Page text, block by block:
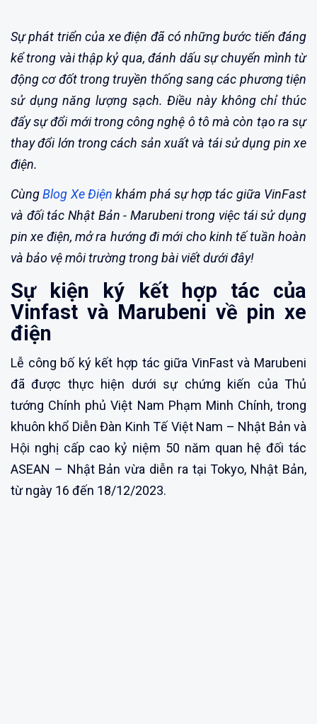
Sự phát triển của xe điện đã có những bước tiến đáng
kể trong vài thập kỷ qua, đánh dấu sự chuyển mình từ
động cơ đốt trong truyền thống sang các phương tiện
sử dụng năng lượng sạch. Điều này không chỉ thúc
đẩy sự đổi mới trong công nghệ ô tô mà còn tạo ra sự
thay đổi lớn trong cách sản xuất và tái sử dụng pin xe
điện.
CùngBlog Xe Điện khám phá sự hợp tác giữa VinFast
và đối tác Nhật Bản - Marubeni trong việc tái sử dụng
pin xe điện, mở ra hướng đi mới cho kinh tế tuần hoàn
và bảo vệ môi trường trong bài viết dưới đây!
Sự kiện ký kết hợp tác của
Vinfast và Marubeni về pin xe
điện
Lễ công bố ký kết hợp tác giữa VinFast và Marubeni
đã được thực hiện dưới sự chứng kiến của Thủ
tướng Chính phủ Việt Nam Phạm Minh Chính, trong
khuôn khổ Diễn Đàn Kinh Tế Việt Nam – Nhật Bản và
Hội nghị cấp cao kỷ niệm 50 năm quan hệ đối tác
ASEAN – Nhật Bản vừa diễn ra tại Tokyo, Nhật Bản,
từ ngày 16 đến 18/12/2023.